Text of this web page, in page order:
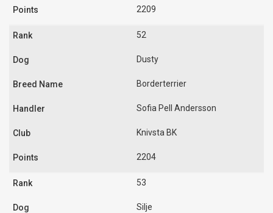
2209
52
Dusty
Borderterrier
Sofia Pell Andersson
Knivsta BK
2204
53
Silje